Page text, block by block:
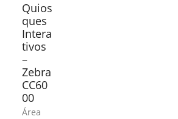
Quios
ques
Intera
tivos
–
Zebra
CC60
00
Área